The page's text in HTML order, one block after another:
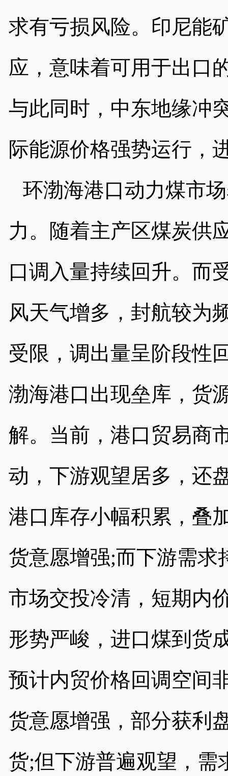
求有亏损风险。印尼能
应，意味着可用于出口
与此同时，中东地缘冲
际能源价格强势运行，
环渤海港口动力煤市
力。随着主产区煤炭供
口调入量持续回升。而
风天气增多，封航较为
受限，调出量呈阶段性
渤海港口出现垒库，货
解。当前，港口贸易商
动，下游观望居多，还
港口库存小幅积累，叠
货意愿增强;而下游需求
市场交投冷清，短期内
形势严峻，进口煤到货
预计内贸价格回调空间
货意愿增强，部分获利
货;但下游普遍观望，需